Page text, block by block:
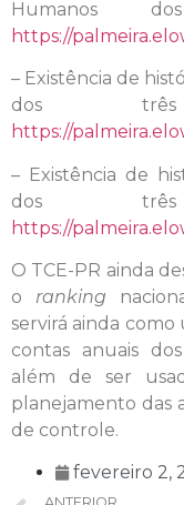
Humanos
https://
– Existência de
dos
https://
– Existência de
dos
https://
O TCE-PR ainda
o ranking
servirá ainda como
contas anuais
além de ser
planejamento das
de controle.
fevereiro 2,